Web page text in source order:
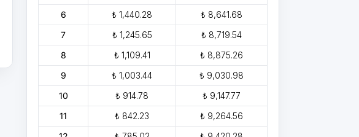
6
₺ 1,440.28
₺ 8,641.68
7
₺ 1,245.65
₺ 8,719.54
8
₺ 1,109.41
₺ 8,875.26
9
₺ 1,003.44
₺ 9,030.98
10
₺ 914.78
₺ 9,147.77
11
₺ 842.23
₺ 9,264.56